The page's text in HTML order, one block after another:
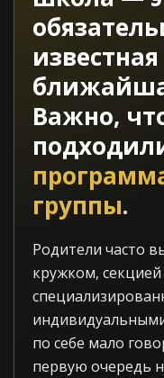
Важно,
группы.
Родители часто
кружком,
по себе мало
первую очередь